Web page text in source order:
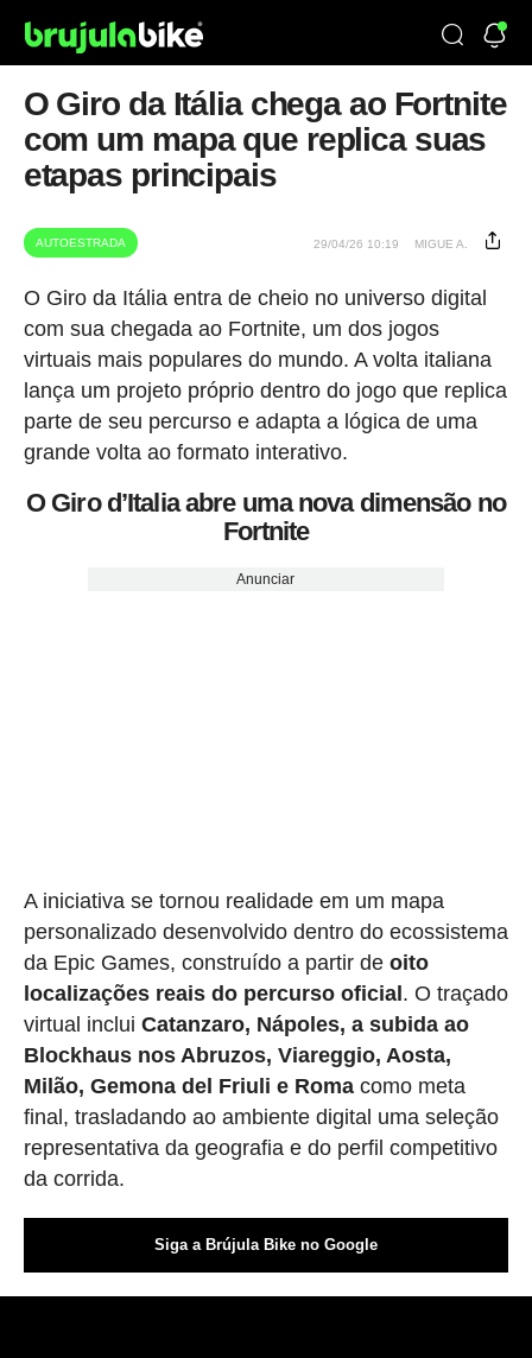
O Giro da Itália chega ao Fortnite
com um mapa que replica suas
etapas principais
AUTOESTRADA 29/04/26 10:19 MIGUE A.
O Giro da Itália entra de cheio no universo digital
com sua chegada ao Fortnite, um dos jogos
virtuais mais populares do mundo. A volta italiana
lança um projeto próprio dentro do jogo que replica
parte de seu percurso e adapta a lógica de uma
grande volta ao formato interativo.
O Giro d’Italia abre uma nova dimensão no
Fortnite
Anunciar
A iniciativa se tornou realidade em um mapa
personalizado desenvolvido dentro do ecossistema
da Epic Games, construído a partir de oito
localizações reais do percurso oficial . O traçado
virtual inclui Catanzaro, Nápoles, a subida ao
Blockhaus nos Abruzos, Viareggio, Aosta,
Milão, Gemona del Friuli e Romacomo meta
final, trasladando ao ambiente digital uma seleção
representativa da geografia e do perfil competitivo
da corrida.
Siga a Brújula Bike no Google